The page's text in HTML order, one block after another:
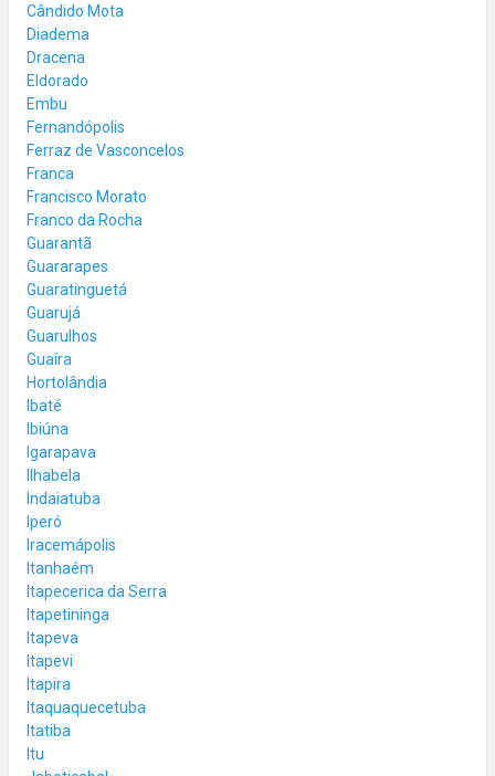
Cândido Mota
Diadema
Dracena
Eldorado
Embu
Fernandópolis
Ferraz de Vasconcelos
Franca
Francisco Morato
Franco da Rocha
Guarantã
Guararapes
Guaratinguetá
Guarujá
Guarulhos
Guaíra
Hortolândia
Ibaté
Ibiúna
Igarapava
Ilhabela
Indaiatuba
Iperó
Iracemápolis
Itanhaém
Itapecerica da Serra
Itapetininga
Itapeva
Itapevi
Itapira
Itaquaquecetuba
Itatiba
Itu